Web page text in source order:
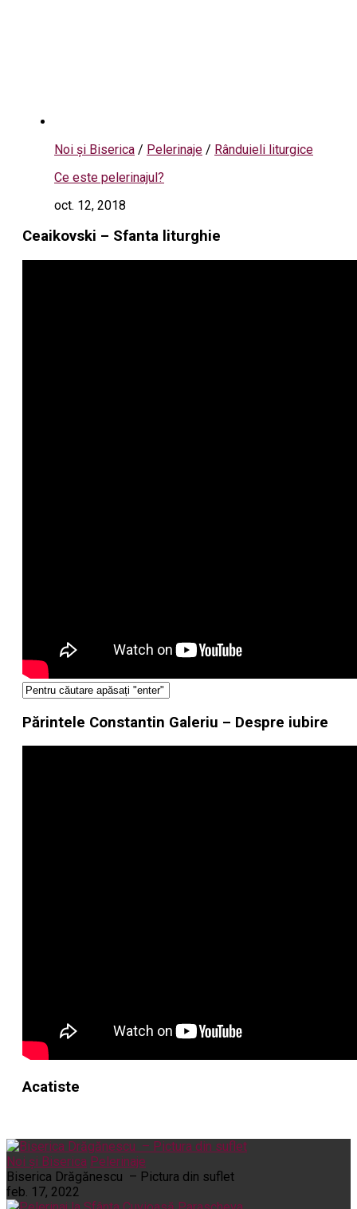
Noi și Biserica / Pelerinaje / Rânduieli liturgice
Ce este pelerinajul?
oct. 12, 2018
Ceaikovski – Sfanta liturghie
Părintele Constantin Galeriu – Despre iubire
Acatiste
Noi și Biserica Pelerinaje
Biserica Drăgănescu – Pictura din suflet
feb. 17, 2022